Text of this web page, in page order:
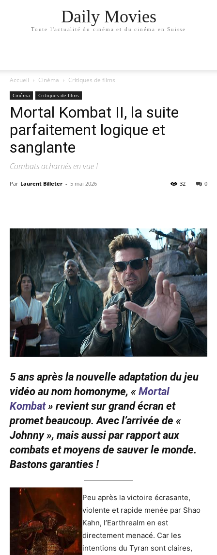
Daily Movies
Toute l'actualité du cinéma et du cinéma en Suisse
Accueil Cinéma Critiques de films
Cinéma Critiques de films
Mortal Kombat II, la suite
parfaitement logique et
sanglante
Combats acharnés en vue !
Par Laurent Billeter - 5 mai 2026 0
32
5 ans après la nouvelle adaptation du jeu
vidéo au nom homonyme, « Mortal
Kombat» revient sur grand écran et
promet beaucoup. Avec l’arrivée de «
Johnny », mais aussi par rapport aux
combats et moyens de sauver le monde.
Bastons garanties !
Peu après la victoire écrasante,
violente et rapide menée par Shao
Kahn, l’Earthrealm en est
directement menacé. Car les
intentions du Tyran sont claires,